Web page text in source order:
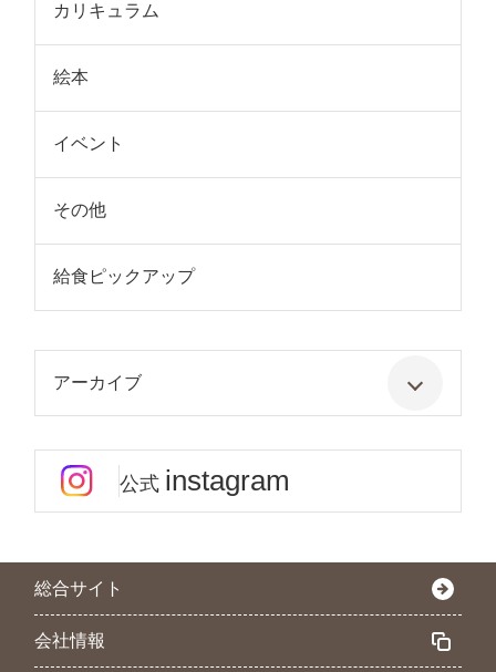
カリキュラム
絵本
イベント
その他
給食ピックアップ
アーカイブ
公式 instagram
総合サイト
会社情報